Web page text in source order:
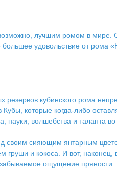
лучшим ромом в
удовольствие от рома
резервов кубинского рома
которые когда-либо
науки, волшебства и таланта
своим сияющим янтарным
и кокоса. И вот, наконец,
ощущение пряности.